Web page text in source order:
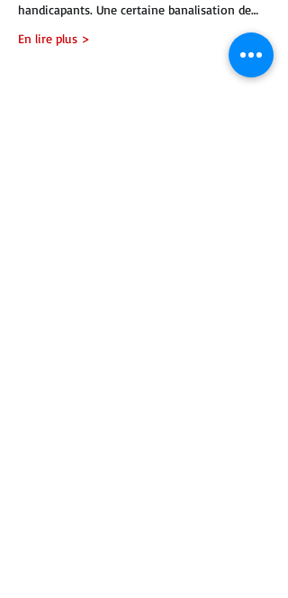
handicapants. Une certaine banalisation de…
En lire plus >